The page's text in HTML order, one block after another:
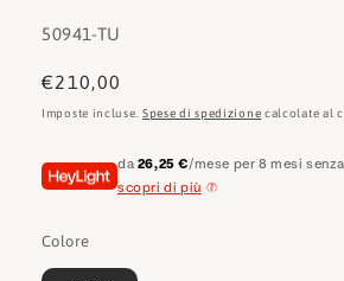
SKU:
50941-TU
Prezzo
di
€210,00
Imposte incluse. Spese di spedizione calcolate al
da 26,25 €/mese per 8 mesi
scopri di più
Colore